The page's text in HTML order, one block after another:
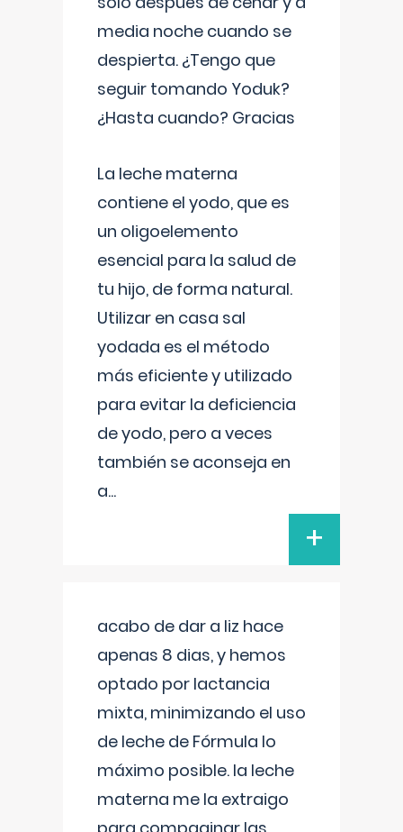
media noche cuando se
despierta. ¿Tengo que
seguir tomando Yoduk?
¿Hasta cuando? Gracias
La leche materna
contiene el yodo, que es
un oligoelemento
esencial para la salud de
tu hijo, de forma natural.
Utilizar en casa sal
yodada es el método
más eficiente y utilizado
para evitar la deficiencia
de yodo, pero a veces
también se aconseja en
a...
+
acabo de dar a liz hace
apenas 8 dias, y hemos
optado por lactancia
mixta, minimizando el uso
de leche de Fórmula lo
máximo posible. la leche
materna me la extraigo